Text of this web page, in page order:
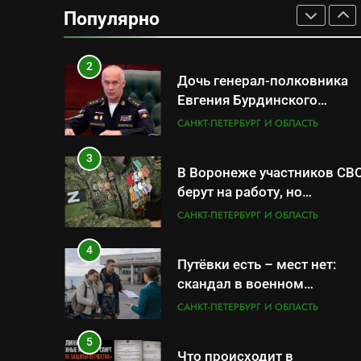
Популярно
данные о складах с
военной продукцией:
2
Дочь генерал-полковника
Евгения Бурдинского
оказывает платные услуги
САНКТ-ПЕТЕРБУРГ И ОБЛАСТЬ
3
В Воронеже участников
берут на работу, но
удержаться удаётся не всем
САНКТ-ПЕТЕРБУРГ И ОБЛАСТЬ
4
Путёвки есть – мест нет:
скандал в военном
санатории Владивостока
САНКТ-ПЕТЕРБУРГ И ОБЛАСТЬ
5
Что происходит в